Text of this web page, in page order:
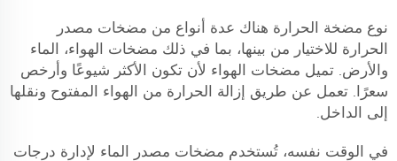
نوع مضخة الحرارة هناك عدة أنواع من مضخات مصدر
الحرارة للاختيار من بينها، بما في ذلك مضخات الهواء، الماء
والأرض. تميل مضخات الهواء لأن تكون الأكثر شيوعًا وأرخص
سعرًا. تعمل عن طريق إزالة الحرارة من الهواء المفتوح ونقلها
إلى الداخل.
في الوقت نفسه، تُستخدم مضخات مصدر الماء لإدارة درجات